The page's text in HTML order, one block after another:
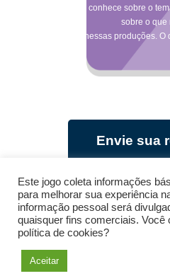
filmes que conhece sobre o
sobre o que
marcou nessas produções. O
Envie sua
Ver ideia
Voltar
Este jogo coleta informações
para melhorar sua experiência
informação pessoal será
quaisquer fins comerciais. Você
política de cookies?
Aceitar